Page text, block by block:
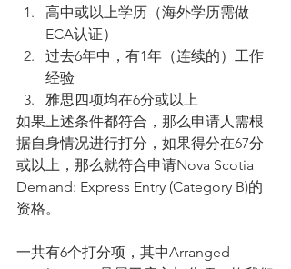
高中或以上学历（海外学历需做
ECA认证）
过去6年中，有1年（连续的）工作
经验
雅思四项均在6分或以上
如果上述条件都符合，那么申请人需根
据自身情况进行打分，如果得分在67分
或以上，那么就符合申请Nova Scotia
Demand: Express Entry (Category B)的
资格。
一共有6个打分项，其中Arranged